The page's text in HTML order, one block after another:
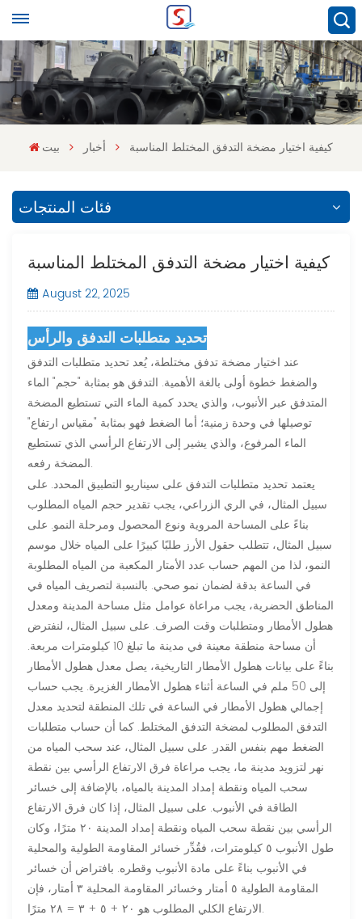
بيت أخبار كيفية اختيار مضخة التدفق المختلط المناسبة
فئات المنتجات
كيفية اختيار مضخة التدفق المختلط المناسبة
August 22, 2025
تحديد متطلبات التدفق والرأس
عند اختيار مضخة تدفق مختلطة، يُعد تحديد متطلبات التدفق
والضغط خطوة أولى بالغة الأهمية. التدفق هو بمثابة "حجم" الماء
المتدفق عبر الأنبوب، والذي يحدد كمية الماء التي تستطيع المضخة
توصيلها في وحدة زمنية؛ أما الضغط فهو بمثابة "مقياس ارتفاع"
الماء المرفوع، والذي يشير إلى الارتفاع الرأسي الذي تستطيع
المضخة رفعه.
يعتمد تحديد متطلبات التدفق على سيناريو التطبيق المحدد. على
سبيل المثال، في الري الزراعي، يجب تقدير حجم المياه المطلوب
بناءً على المساحة المروية ونوع المحصول ومرحلة النمو. على
سبيل المثال، تتطلب حقول الأرز طلبًا كبيرًا على المياه خلال موسم
النمو، لذا من المهم حساب عدد الأمتار المكعبة من المياه المطلوبة
في الساعة بدقة لضمان نمو صحي. بالنسبة لتصريف المياه في
المناطق الحضرية، يجب مراعاة عوامل مثل مساحة المدينة ومعدل
هطول الأمطار ومتطلبات وقت الصرف. على سبيل المثال، لنفترض
أن مساحة منطقة معينة في مدينة ما تبلغ 10 كيلومترات مربعة.
بناءً على بيانات هطول الأمطار التاريخية، يصل معدل هطول الأمطار
إلى 50 ملم في الساعة أثناء هطول الأمطار الغزيرة. يجب حساب
إجمالي هطول الأمطار في الساعة في تلك المنطقة لتحديد معدل
التدفق المطلوب لمضخة التدفق المختلط. كما أن حساب متطلبات
الضغط مهم بنفس القدر. على سبيل المثال، عند سحب المياه من
نهر لتزويد مدينة ما، يجب مراعاة فرق الارتفاع الرأسي بين نقطة
سحب المياه ونقطة إمداد المدينة بالمياه، بالإضافة إلى خسائر
الطاقة في الأنبوب. على سبيل المثال، إذا كان فرق الارتفاع
الرأسي بين نقطة سحب المياه ونقطة إمداد المدينة ٢٠ مترًا، وكان
طول الأنبوب ٥ كيلومترات، فقُدِّر خسائر المقاومة الطولية والمحلية
في الأنبوب بناءً على مادة الأنبوب وقطره. بافتراض أن خسائر
المقاومة الطولية ٥ أمتار وخسائر المقاومة المحلية ٣ أمتار، فإن
الارتفاع الكلي المطلوب هو ٢٠ + ٥ + ٣ = ٢٨ مترًا.